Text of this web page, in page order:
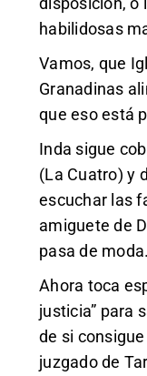
habilidosas
Vamos, que
Granadinas
que eso está
Inda sigue
(La Cuatro) y
escuchar las
amiguete de
pasa de moda.
Ahora toca
justicia” para
de si
juzgado de